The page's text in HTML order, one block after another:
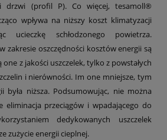
drzwi (profil P). Co więcej, tesamoll®
wpływa na niższy koszt klimatyzacji
ucieczkę schłodzonego powietrza.
zakresie oszczędności kosztów energii są
z jakości uszczelek, tylko z powstałych
i nierówności. Im one mniejsze, tym
była niższa. Podsumowując, nie można
eliminacja przeciągów i wpadającego do
dedykowanych uszczelek
zużycie energii cieplnej.